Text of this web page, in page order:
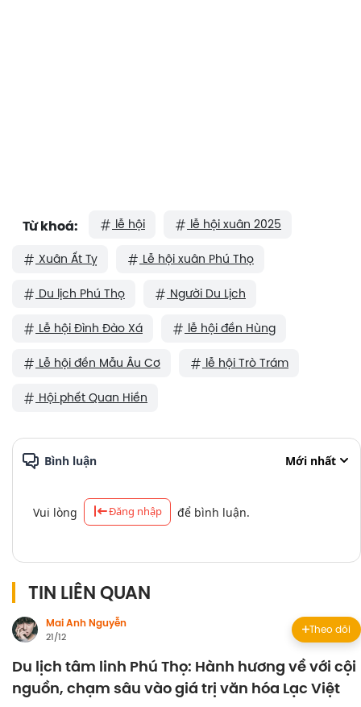
Từ khoá: lễ hội lễ hội xuân 2025
Xuân Ất Tỵ Lễ hội xuân Phú Thọ
Du lịch Phú Thọ Người Du Lịch
Lễ hội Đình Đào Xá lễ hội đền Hùng
Lễ hội đền Mẫu Âu Cơ lễ hội Trò Trám
Hội phết Quan Hiền
Bình luận Mới nhất
Vui lòng Đăng nhập để bình luận.
TIN LIÊN QUAN
Mai Anh Nguyễn
21/12
Theo dõi
Du lịch tâm linh Phú Thọ: Hành hương về với cội
nguồn, chạm sâu vào giá trị văn hóa Lạc Việt